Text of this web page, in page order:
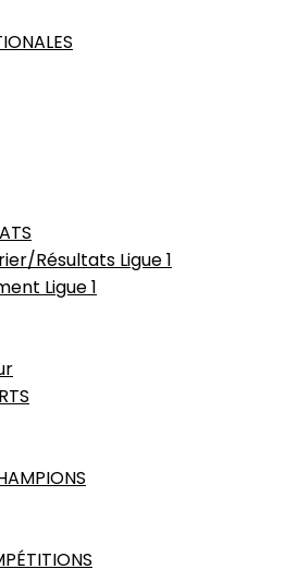
Résultats Ligue 1
Ligue 1